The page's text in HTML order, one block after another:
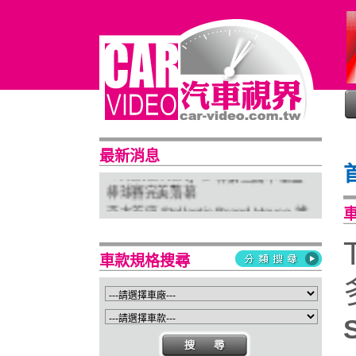
最新消息
進化未來
「HOME RUN」少棒第三屆中華盃
棒球賽完美落幕
亞太首座 Stellantis Brand House 據
點台中亮相
Suzuki 新北土城旗艦店盛大開幕
Isuzu屏東2S新據點開幕 強化南台灣
服務網絡
車款規格搜尋